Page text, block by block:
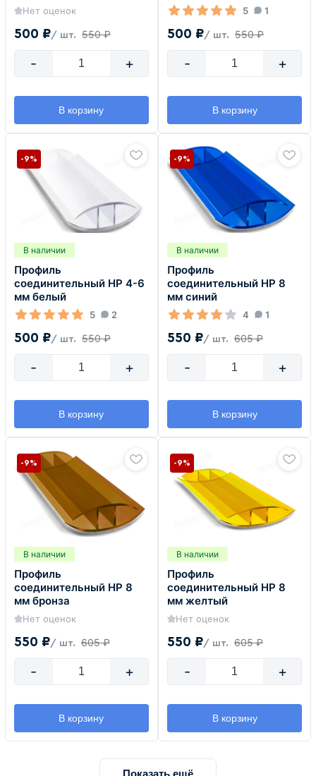
Нет оценок
500 ₽/ шт. 550 ₽
- +
В корзину
5 1
500 ₽/ шт. 550 ₽
- +
В корзину
В наличии
Профиль
соединительный HP 4-6
мм белый
5 2
500 ₽/ шт. 550 ₽
-9%
- +
В корзину
В наличии
Профиль
соединительный HP 8
мм синий
4 1
550 ₽/ шт. 605 ₽
-9%
- +
В корзину
В наличии
Профиль
соединительный HP 8
мм бронза
Нет оценок
550 ₽/ шт. 605 ₽
-9%
- +
В корзину
В наличии
Профиль
соединительный HP 8
мм желтый
Нет оценок
550 ₽/ шт. 605 ₽
-9%
- +
В корзину
Показать ещё